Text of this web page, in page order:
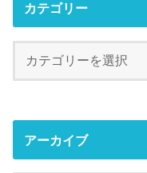
カテゴリー
アーカイブ